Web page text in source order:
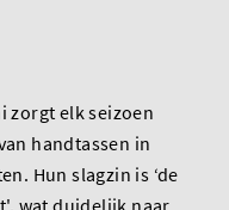
zorgt elk seizoen
handtassen in
Hun slagzin is ‘de
wat duidelijk naar